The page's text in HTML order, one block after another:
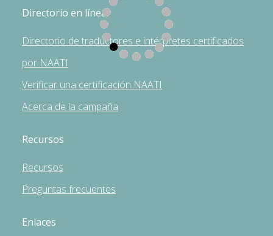
Directorio en línea
Directorio de traductores e intérpretes certificados
por NAATI
Verificar una certificación NAATI
Acerca de la campaña
Recursos
Recursos
Preguntas frecuentes
Enlaces